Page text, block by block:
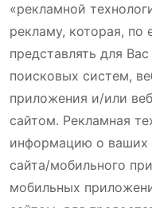
«рекламной
рекламу, которая,
представлять для
поисковых систем,
приложения и/или
сайтом. Рекламная
информацию о ваших
сайта/мобильного
мобильных